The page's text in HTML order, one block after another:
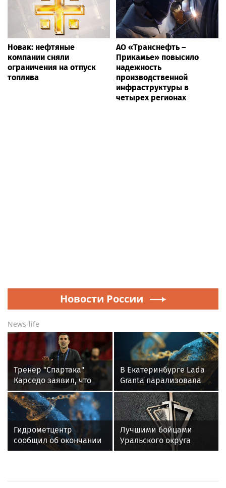
Новак: нефтяные
компании сняли
ограничения на отпуск
топлива
АО «Транснефть –
Прикамье» повысило
надежность
производственной
инфраструктуры в
четырех регионах
Новости России
News-life
Тренер "Спартака"
Карседо заявил, что
намерен взять реванш
у "Краснодара" в РПЛ
В Екатеринбурге Lada
Granta парализовала
движение на
Амундсена
Гидрометцентр
сообщил об окончании
оранжевого уровня
Лучшими бойцами
Уральского округа
Росгвардии стали
по охране важных